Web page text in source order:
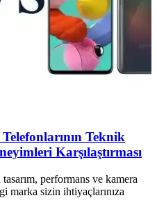
Teknik
Karşılaştırması
performans ve kamera
marka sizin ihtiyaçlarınıza